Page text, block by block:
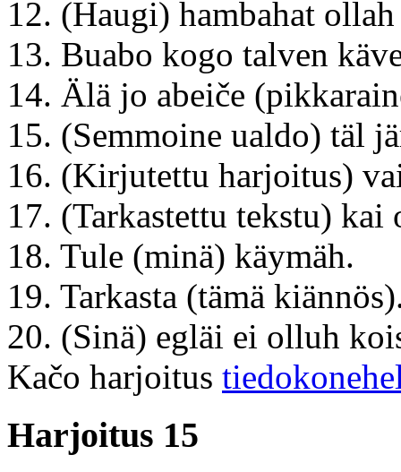
12. (Haugi) hambahat
13. Buabo kogo talven
14. Älä jo abeiče
15. (Semmoine ualdo) täl
16. (Kirjutettu harjoitus)
17. (Tarkastettu tekstu)
18. Tule (minä) käymäh.
19. Tarkasta (tämä
20. (Sinä) egläi ei olluh
Kačo harjoitus
Harjoitus 15